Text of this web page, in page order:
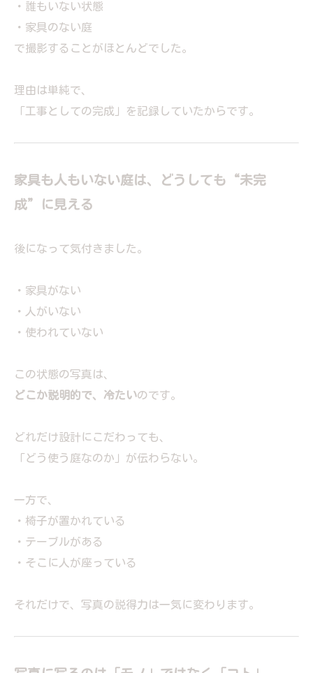
・誰もいない状態
・家具のない庭
で撮影することがほとんどでした。
理由は単純で、
「工事としての完成」を記録していたからです。
家具も人もいない庭は、どうしても“未完
成”に見える
後になって気付きました。
・家具がない
・人がいない
・使われていない
この状態の写真は、
どこか説明的で、冷たいのです。
どれだけ設計にこだわっても、
「どう使う庭なのか」が伝わらない。
一方で、
・椅子が置かれている
・テーブルがある
・そこに人が座っている
それだけで、写真の説得力は一気に変わります。